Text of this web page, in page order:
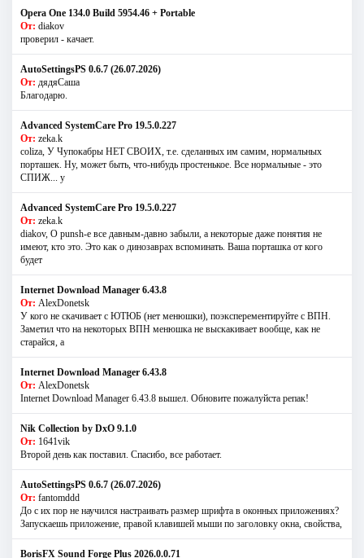
Opera One 134.0 Build 5954.46 + Portable
От: diakov
проверил - качает.
AutoSettingsPS 0.6.7 (26.07.2026)
От: дядяСаша
Благодарю.
Advanced SystemCare Pro 19.5.0.227
От: zeka.k
coliza, У Чупокабры НЕТ СВОИХ, т.е. сделанных им самим, нормальных
порташек. Ну, может быть, что-нибудь простенькое. Все нормальные - это
СПИЖ... у
Advanced SystemCare Pro 19.5.0.227
От: zeka.k
diakov, О punsh-е все давным-давно забыли, а некоторые даже понятия не
имеют, кто это. Это как о динозаврах вспоминать. Ваша порташка от кого
будет
Internet Download Manager 6.43.8
От: AlexDonetsk
У кого не скачивает с ЮТЮБ (нет менюшки), поэксперементируйте с ВПН.
Заметил что на некоторых ВПН менюшка не выскакивает вообще, как не
старайся, а
Internet Download Manager 6.43.8
От: AlexDonetsk
Internet Download Manager 6.43.8 вышел. Обновите пожалуйста репак!
Nik Collection by DxO 9.1.0
От: 1641vik
Второй день как поставил. Спасибо, все работает.
AutoSettingsPS 0.6.7 (26.07.2026)
От: fantomddd
До с их пор не научился настраивать размер шрифта в оконных приложениях?
Запускаешь приложение, правой клавишей мыши по заголовку окна, свойства,
BorisFX Sound Forge Plus 2026.0.0.71